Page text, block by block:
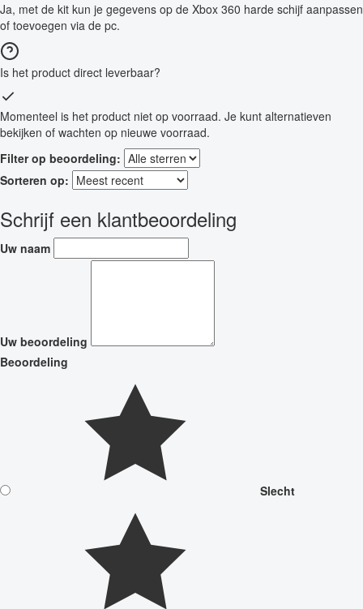
Ja, met de kit kun je gegevens op de Xbox 360 harde schijf aanpassen
of toevoegen via de pc.
Is het product direct leverbaar?
Momenteel is het product niet op voorraad. Je kunt alternatieven
bekijken of wachten op nieuwe voorraad.
Filter op beoordeling:
Sorteren op:
Schrijf een klantbeoordeling
Uw naam
Uw beoordeling
Beoordeling
Slecht